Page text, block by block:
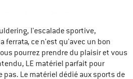
l'escalade sportive,
ferrata, ce n'est qu'avec un bon
pourrez prendre du plaisir et vous
LE matériel parfait pour
Le matériel dédié aux sports de